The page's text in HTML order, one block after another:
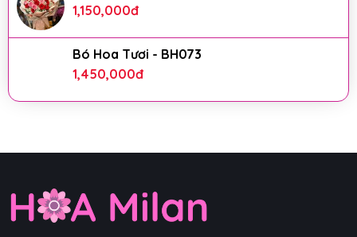
1,150,000đ
Bó Hoa Tươi - BH073
1,450,000đ